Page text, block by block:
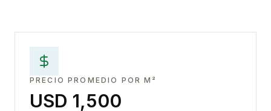
PRECIO PROMEDIO POR M²
USD 1,500